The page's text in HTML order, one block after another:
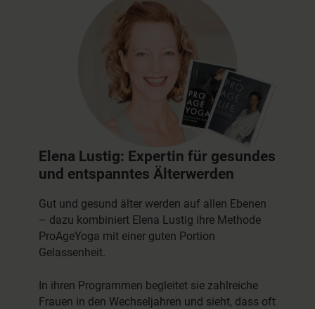
Elena Lustig: Expertin für gesundes
und entspanntes Älterwerden
Gut und gesund älter werden auf allen Ebenen
– dazu kombiniert Elena Lustig ihre Methode
ProAgeYoga mit einer guten Portion
Gelassenheit.
In ihren Programmen begleitet sie zahlreiche
Frauen in den Wechseljahren und sieht, dass oft